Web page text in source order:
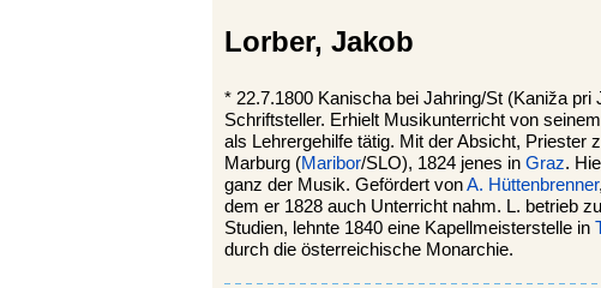
Lorber, Jakob
* 22.7.1800 Kanischa bei Jahring/St (Kaniža pri
Schriftsteller. Erhielt Musikunterricht von
als Lehrergehilfe tätig. Mit der Absicht, Priester
Marburg (Maribor/SLO), 1824 jenes in Graz.
ganz der Musik. Gefördert vonA. Hüttenbrenner
dem er 1828 auch Unterricht nahm. L. betrieb
Studien, lehnte 1840 eine Kapellmeisterstelle in
durch die österreichische Monarchie.